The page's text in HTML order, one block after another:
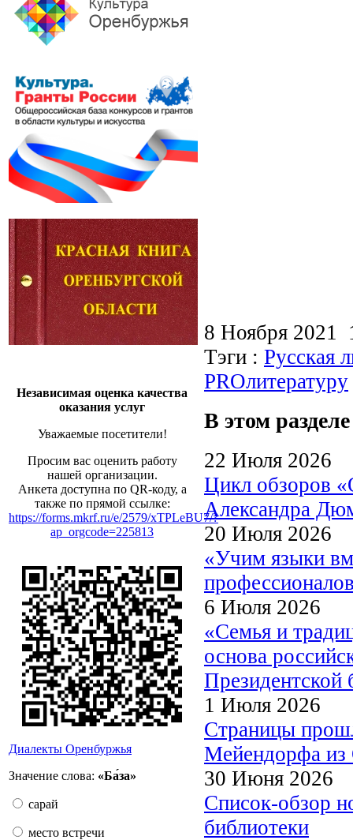
Независимая оценка качества
оказания услуг
Уважаемые посетители!
Просим вас оценить работу
нашей организации.
Анкета доступна по QR-коду, а
также по прямой ссылке:
https://forms.mkrf.ru/e/2579/xTPLeBU7/?
ap_orgcode=225813
Диалекты Оренбуржья
Значение слова: «Ба́за»
сарай
место встречи
8 Ноября
Тэги : Русская
PROлитературу
В этом разделе
22 Июля 2026
Цикл обзоров
Александра
20 Июля 2026
«Учим языки
6 Июля 2026
«Семья и
основа
1 Июля 2026
Страницы
Мейендорфа из
30 Июня 2026
Список-обзор
библиотеки